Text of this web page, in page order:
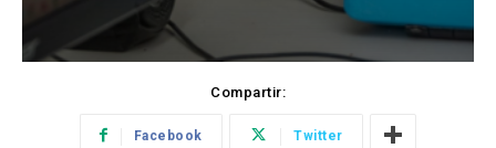
Compartir:
Facebook Twitter